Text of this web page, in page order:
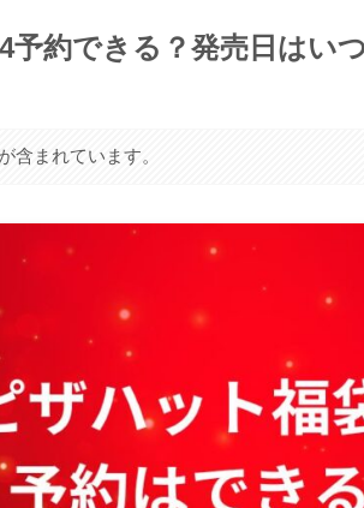
予約できる？発売日はい
含まれています。